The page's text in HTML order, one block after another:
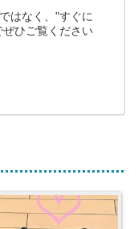
はなく、"すぐに
ひご覧ください